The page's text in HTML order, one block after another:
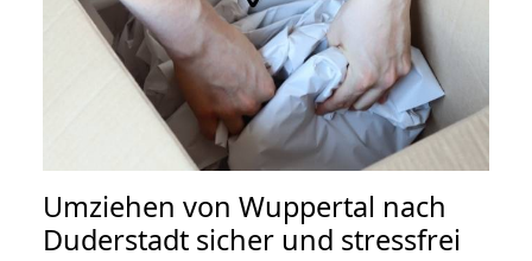
Umziehen von Wuppertal nach
Duderstadt sicher und stressfrei